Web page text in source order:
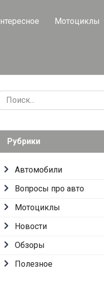
Мотоциклы
Search
for:
Рубрики
Автомобили
Вопросы про авто
Мотоциклы
Новости
Обзоры
Полезное